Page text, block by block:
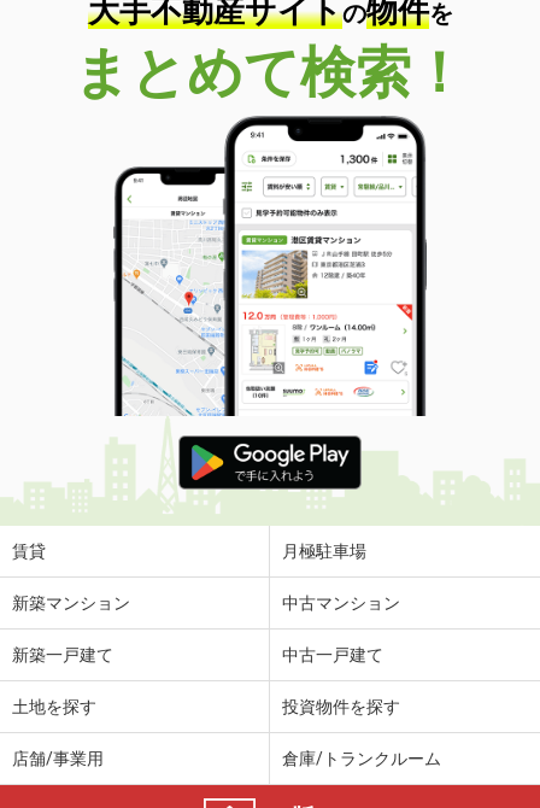
大手不動産サイトの物件を
まとめて検索！
賃貸 月極駐車場
新築マンション 中古マンション
新築一戸建て 中古一戸建て
土地を探す 投資物件を探す
店舗/事業用 倉庫/トランクルーム